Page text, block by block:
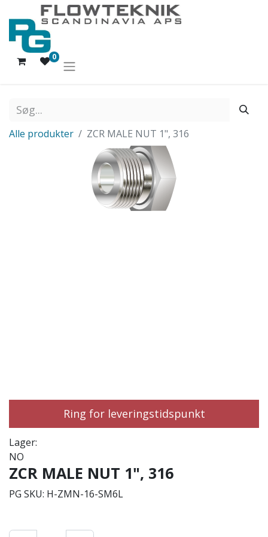
0
Alle produkter ZCR MALE NUT 1", 316
Ring for leveringstidspunkt
Lager:
NO
ZCR MALE NUT 1", 316
PG SKU: H-ZMN-16-SM6L